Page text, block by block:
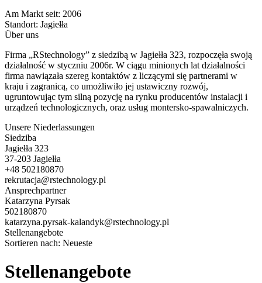
Am Markt seit: 2006
Standort: Jagiełła
Über uns
Firma „RStechnology” z siedzibą w Jagiełła 323, rozpoczęła swoją
działalność w styczniu 2006r. W ciągu minionych lat działalności
firma nawiązała szereg kontaktów z liczącymi się partnerami w
kraju i zagranicą, co umożliwiło jej ustawiczny rozwój,
ugruntowując tym silną pozycję na rynku producentów instalacji i
urządzeń technologicznych, oraz usług montersko-spawalniczych.
Unsere Niederlassungen
Siedziba
Jagiełła 323
37-203 Jagiełła
+48 502180870
rekrutacja@rstechnology.pl
Ansprechpartner
Katarzyna Pyrsak
502180870
katarzyna.pyrsak-kalandyk@rstechnology.pl
Stellenangebote
Sortieren nach: Neueste
Stellenangebote